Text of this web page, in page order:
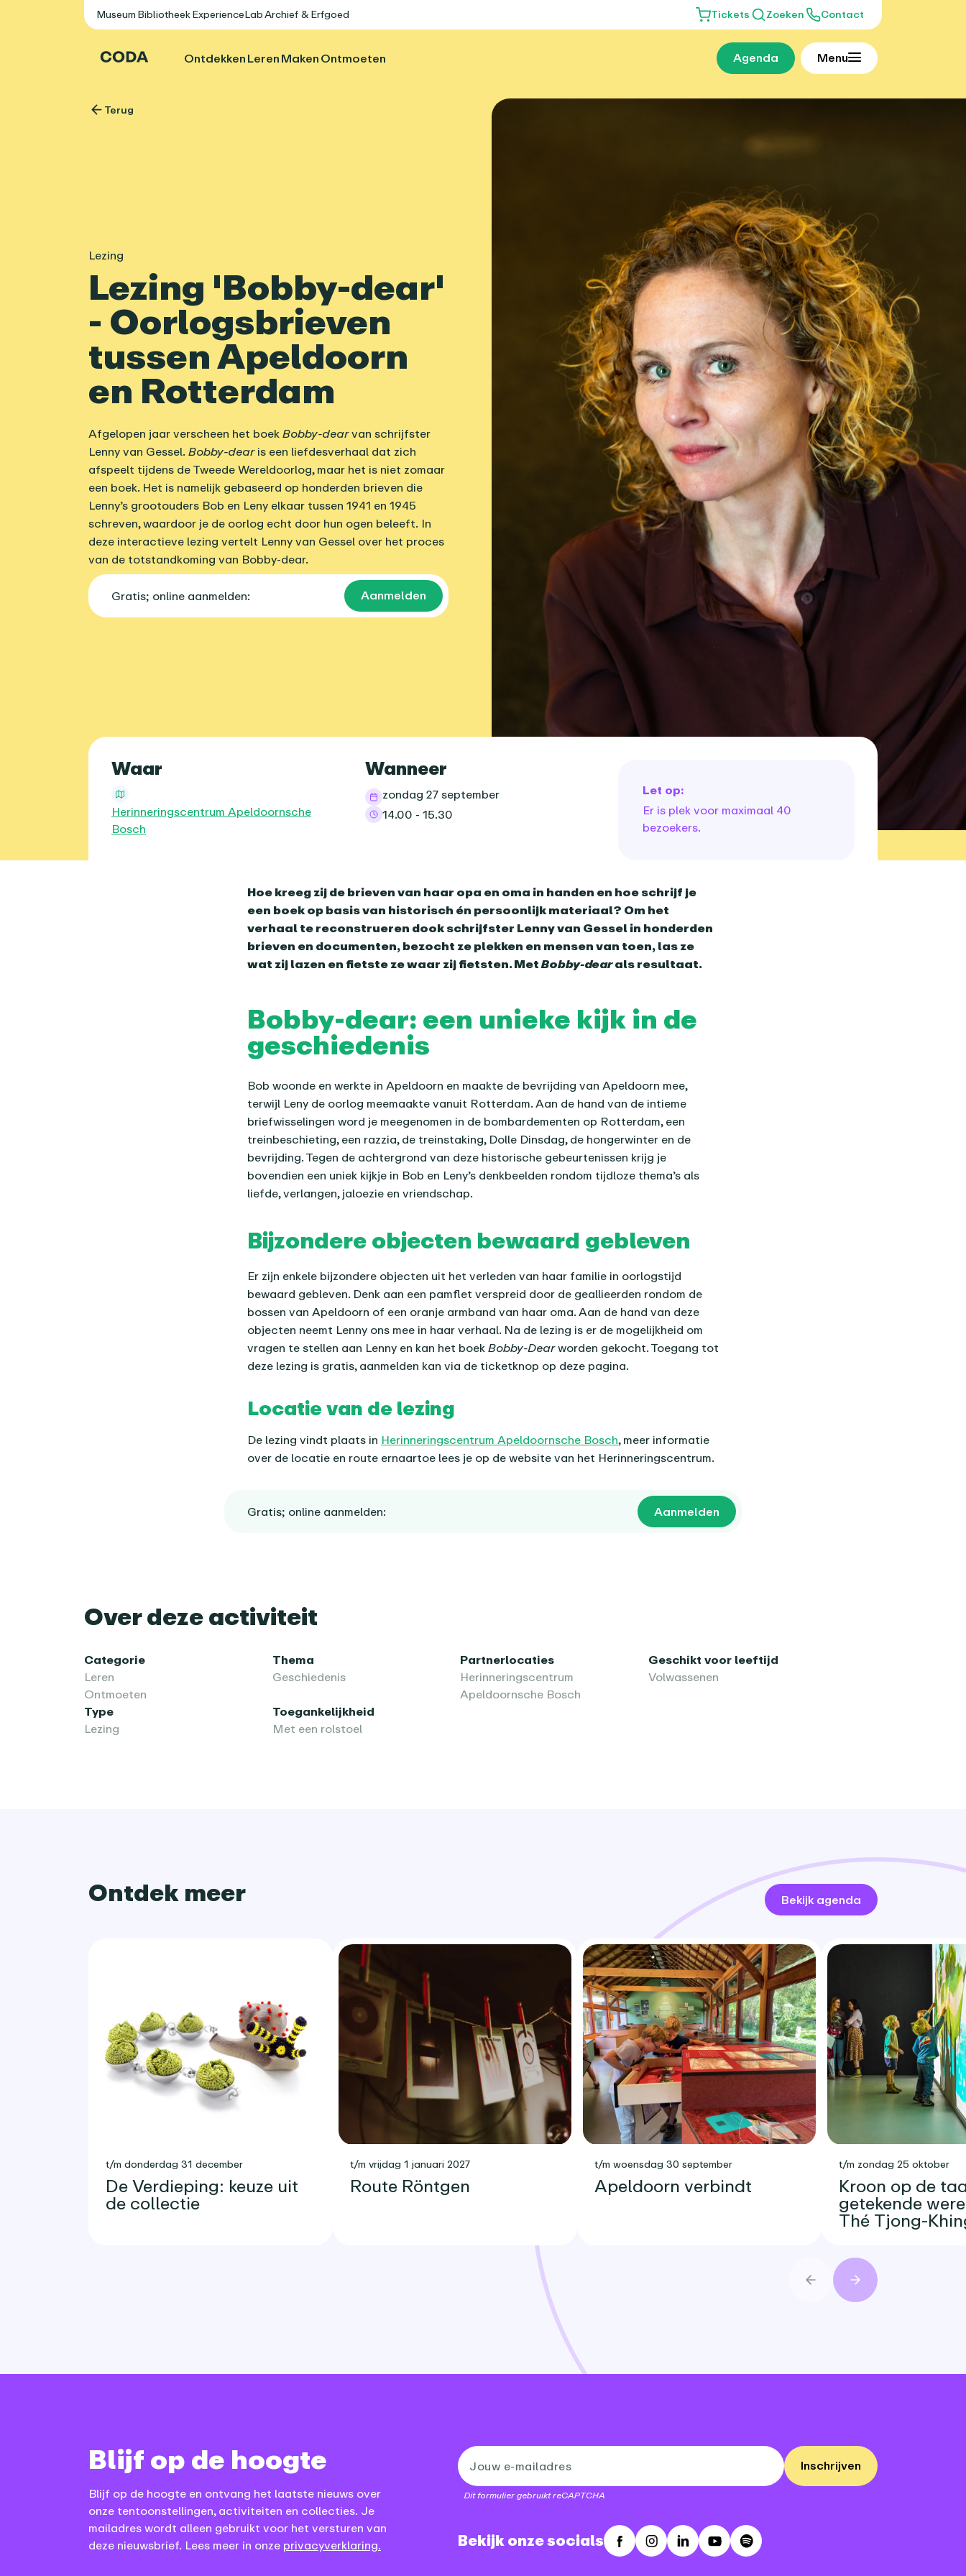
Museum Bibliotheek ExperienceLabArchief & Erfgoed Tickets Zoeken Contact
Ontdekken Leren Maken Ontmoeten Agenda Menu
Terug
Lezing
Lezing 'Bobby-dear'
- Oorlogsbrieven
tussen Apeldoorn
en Rotterdam
Afgelopen jaar verscheen het boek Bobby-dearvan schrijfster
Lenny van Gessel. Bobby-dearis een liefdesverhaal dat zich
afspeelt tijdens de Tweede Wereldoorlog, maar het is niet zomaar
een boek. Het is namelijk gebaseerd op honderden brieven die
Lenny’s grootouders Bob en Leny elkaar tussen 1941 en 1945
schreven, waardoor je de oorlog echt door hun ogen beleeft. In
deze interactieve lezing vertelt Lenny van Gessel over het proces
van de totstandkoming van Bobby-dear.
Gratis; online aanmelden: Aanmelden
Praktische informatie
Waar
Herinneringscentrum Apeldoornsche
Bosch
Wanneer
zondag 27 september
14.00 - 15.30
Let op:
Er is plek voor maximaal 40
bezoekers.
Over dit agenda-item
Hoe kreeg zij de brieven van haar opa en oma in handen en hoe schrijf je
een boek op basis van historisch én persoonlijk materiaal? Om het
verhaal te reconstrueren dook schrijfster Lenny van Gessel in honderden
brieven en documenten, bezocht ze plekken en mensen van toen, las ze
wat zij lazen en fietste ze waar zij fietsten. MetBobby-dearals resultaat.
Bobby-dear: een unieke kijk in de
geschiedenis
Bob woonde en werkte in Apeldoorn en maakte de bevrijding van Apeldoorn mee,
terwijl Leny de oorlog meemaakte vanuit Rotterdam. Aan de hand van de intieme
briefwisselingen word je meegenomen in de bombardementen op Rotterdam, een
treinbeschieting, een razzia, de treinstaking, Dolle Dinsdag, de hongerwinter en de
bevrijding. Tegen de achtergrond van deze historische gebeurtenissen krijg je
bovendien een uniek kijkje in Bob en Leny’s denkbeelden rondom tijdloze thema’s als
liefde, verlangen, jaloezie en vriendschap.
Bijzondere objecten bewaard gebleven
Er zijn enkele bijzondere objecten uit het verleden van haar familie in oorlogstijd
bewaard gebleven. Denk aan een pamflet verspreid door de geallieerden rondom de
bossen van Apeldoorn of een oranje armband van haar oma. Aan de hand van deze
objecten neemt Lenny ons mee in haar verhaal. Na de lezing is er de mogelijkheid om
vragen te stellen aan Lenny en kan het boek Bobby-Dearworden gekocht. Toegang tot
deze lezing is gratis, aanmelden kan via de ticketknop op deze pagina.
Locatie van de lezing
De lezing vindt plaats in Herinneringscentrum Apeldoornsche Bosch, meer informatie
over de locatie en route ernaartoe lees je op de website van het Herinneringscentrum.
Gratis; online aanmelden: Aanmelden
Over deze activiteit
Categorie
Leren
Ontmoeten
Thema
Geschiedenis
Partnerlocaties
Herinneringscentrum
Apeldoornsche Bosch
Geschikt voor leeftijd
Volwassenen
Type
Lezing
Toegankelijkheid
Met een rolstoel
Ontdek meer Bekijk agenda
t/m donderdag 31 december
De Verdieping: keuze uit
de collectie
t/m vrijdag 1 januari 2027
Route Röntgen
t/m woensdag 30 september
Apeldoorn verbindt
t/m zondag 25 oktober
Kroon op de
getekende
Thé Tjong-
VorigeVolgende
Blijf op de hoogte
Blijf op de hoogte en ontvang het laatste nieuws over
onze tentoonstellingen, activiteiten en collecties. Je
mailadres wordt alleen gebruikt voor het versturen van
deze nieuwsbrief. Lees meer in onze privacyverklaring.
Dit formulier gebruikt reCAPTCHA
Inschrijven
Bekijk onze socials FacebookInstagram
LinkedInYoutubeSpotify